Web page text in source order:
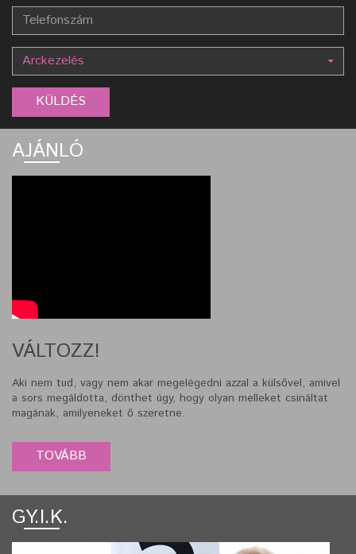
Arckezelés
AJÁNLÓ
VÁLTOZZ!
Aki nem tud, vagy nem akar megelégedni azzal a külsővel, amivel
a sors megáldotta, dönthet úgy, hogy olyan melleket csináltat
magának, amilyeneket ő szeretne.
GY.I.K.